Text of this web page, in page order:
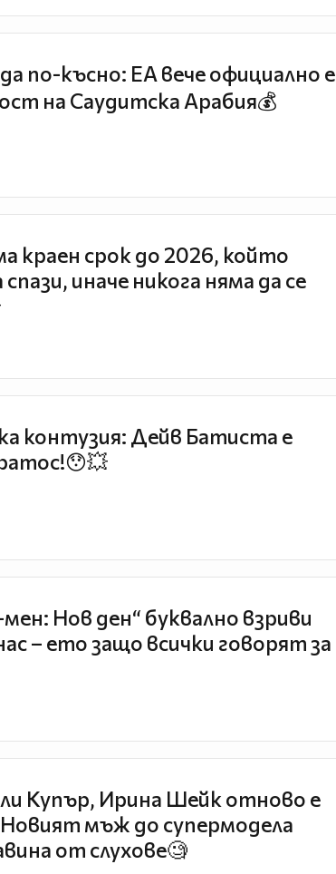
по-късно: EA вече официално е
на Саудитска Арабия💰
краен срок до 2026, който
иначе никога няма да се
контузия: Дейв Батиста е
Нов ден“ буквално взриви
– ето защо всички говорят за
Купър, Ирина Шейк отново е
мъж до супермодела
от слухове🧐